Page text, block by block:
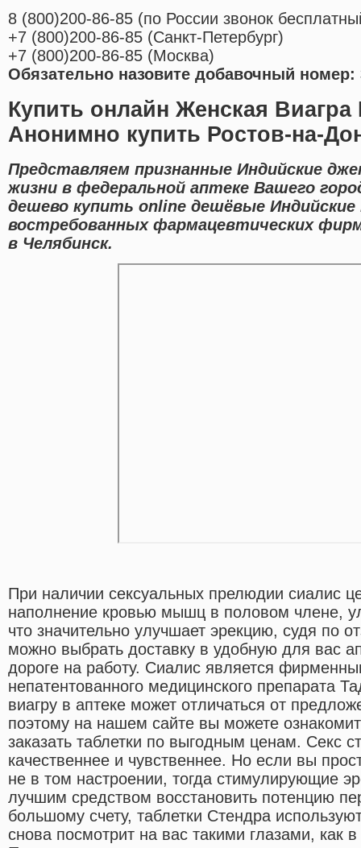
8 (800)200-86-85 (по России звонок
+7 (800)200-86-85 (Санкт-Петербург)
+7 (800)200-86-85 (Москва)
Обязательно назовите добавочный номер:
Купить онлайн Женская Виагра
Анонимно купить Ростов-на-
Представляем признанные Индийские
жизни в федеральной аптеке Вашего
дешево купить online дешёвые
востребованных фармацевтических
в Челябинск.
При наличии сексуальных прелюдии сиалис
наполнение кровью мышц в половом члене,
что значительно улучшает эрекцию, судя по
можно выбрать доставку в удобную для вас
дороге на работу. Сиалис является
непатентованного медицинского препарата
виагру в аптеке может отличаться от
поэтому на нашем сайте вы можете
заказать таблетки по выгодным ценам. Секс
качественнее и чувственнее. Но если вы
не в том настроении, тогда стимулирующие
лучшим средством восстановить потенцию
большому счету, таблетки Стендра
снова посмотрит на вас такими глазами, как